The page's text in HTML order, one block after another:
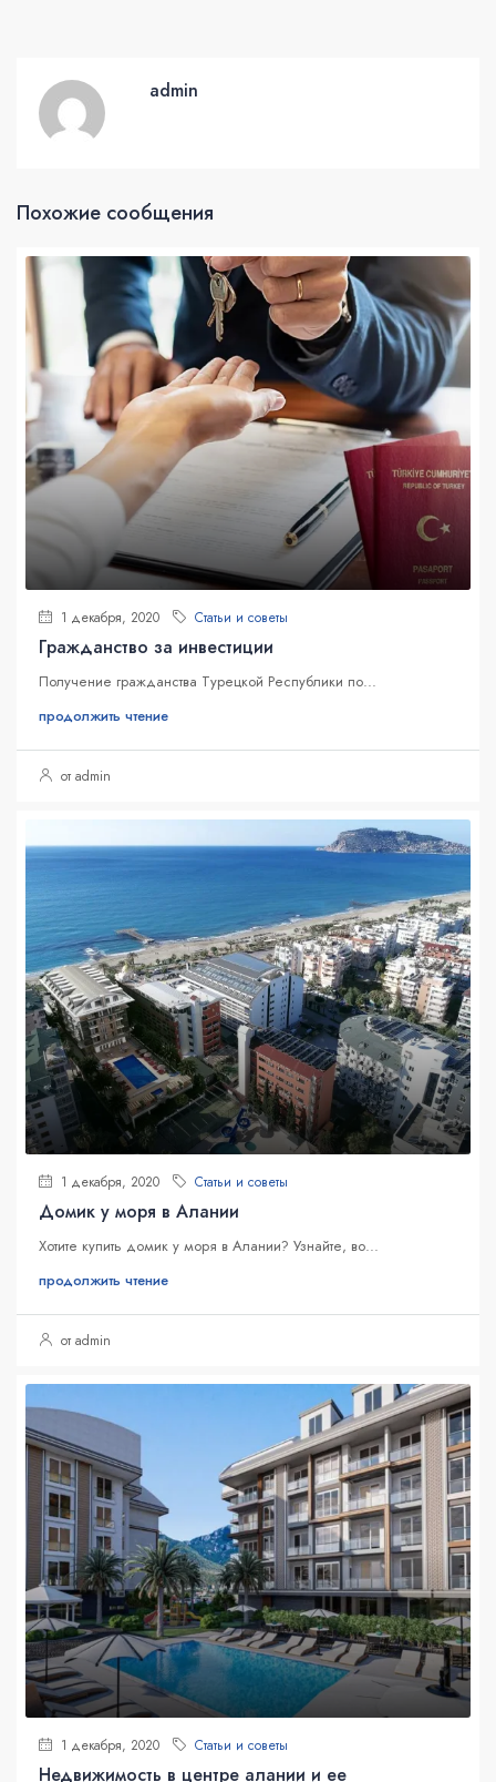
admin
Похожие сообщения
1 декабря, 2020 Статьи и советы
Гражданство за инвестиции
Получение гражданства Турецкой Республики по...
продолжить чтение
от admin
1 декабря, 2020 Статьи и советы
Домик у моря в Алании
Хотите купить домик у моря в Алании? Узнайте, во...
продолжить чтение
от admin
1 декабря, 2020 Статьи и советы
Недвижимость в центре алании и ее